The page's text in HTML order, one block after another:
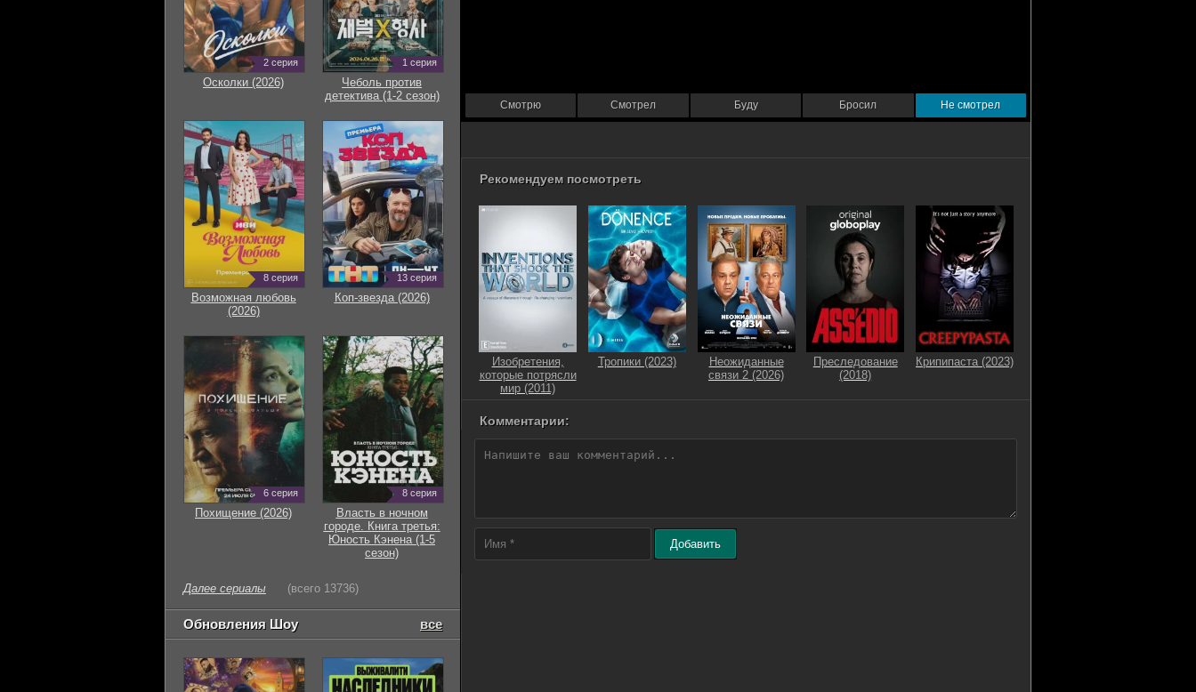
Смотрю Смотрел Буду Бросил Не смотрел
Рекомендуем посмотреть
Изобретения,
которые потрясли
мир (2011)
Тропики (2023)
Неожиданные
связи 2 (2026)
Преследование
(2018)
Крипипаста (2023)
Комментарии:
Добавить
2 серия
Осколки (2026)
1 серия
Чеболь против
детектива (1-2 сезон)
8 серия
Возможная любовь
(2026)
13 серия
Коп-звезда (2026)
6 серия
Похищение (2026)
8 серия
Власть в ночном
городе. Книга третья:
Юность Кэнена (1-5
сезон)
Далее сериалы (всего 13736)
Обновления Шоу все